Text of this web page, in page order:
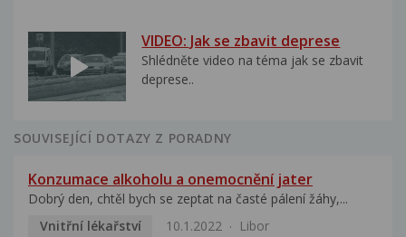
VIDEO: Jak se zbavit deprese
Shlédněte video na téma jak se zbavit
deprese..
SOUVISEJÍCÍ DOTAZY Z PORADNY
Konzumace alkoholu a onemocnění jater
Dobrý den, chtěl bych se zeptat na časté pálení žáhy,...
Vnitřní lékařství
10.1.2022 Libor